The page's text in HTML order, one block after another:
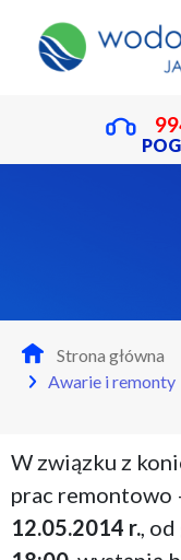
Strona główna
Awarie i remonty
W związku z
prac remontowo
12.05.2014 r.,